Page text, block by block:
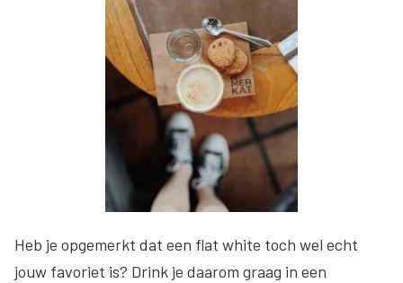
Heb je opgemerkt dat een flat white toch wel echt
jouw favoriet is? Drink je daarom graag in een